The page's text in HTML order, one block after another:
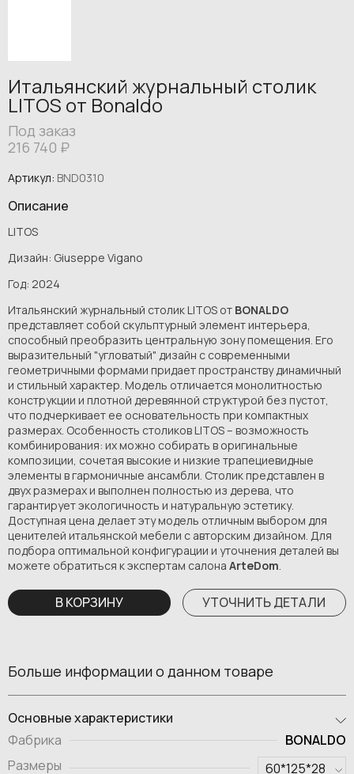
Итальянский журнальный столик
LITOS от Bonaldo
Под заказ
216 740 ₽
Артикул: BND0310
Описание
LITOS
Дизайн: Giuseppe Vigano
Год: 2024
Итальянский журнальный столик LITOS от BONALDO
представляет собой скульптурный элемент интерьера,
способный преобразить центральную зону помещения. Его
выразительный "угловатый" дизайн с современными
геометричными формами придает пространству динамичный
и стильный характер. Модель отличается монолитностью
конструкции и плотной деревянной структурой без пустот,
что подчеркивает ее основательность при компактных
размерах. Особенность столиков LITOS – возможность
комбинирования: их можно собирать в оригинальные
композиции, сочетая высокие и низкие трапециевидные
элементы в гармоничные ансамбли. Столик представлен в
двух размерах и выполнен полностью из дерева, что
гарантирует экологичность и натуральную эстетику.
Доступная цена делает эту модель отличным выбором для
ценителей итальянской мебели с авторским дизайном. Для
подбора оптимальной конфигурации и уточнения деталей вы
можете обратиться к экспертам салона ArteDom.
В КОРЗИНУ УТОЧНИТЬ ДЕТАЛИ
Больше информации о данном товаре
Основные характеристики
Фабрика
BONALDO
Размеры